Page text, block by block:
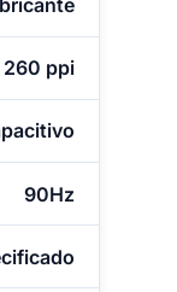
260 ppi
90Hz